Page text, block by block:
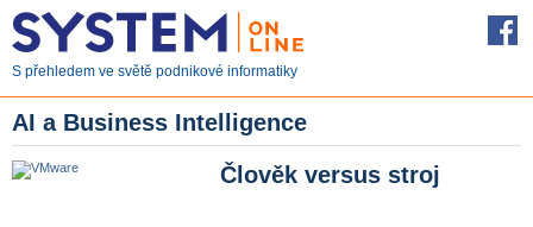
S přehledem ve světě podnikové informatiky
AI a Business Intelligence
Člověk versus stroj